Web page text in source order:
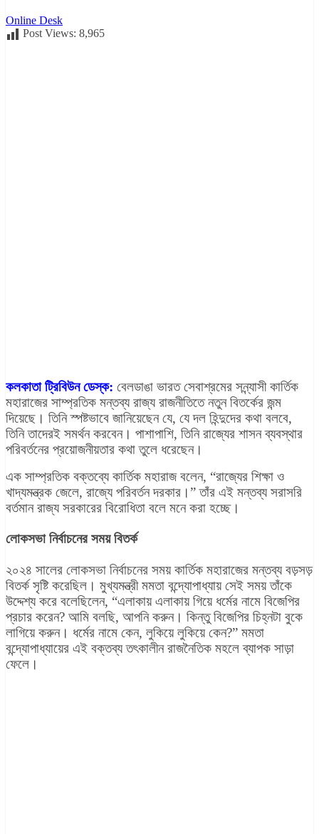
Online Desk
Post Views: 8,965
কলকাতা ট্রিবিউন ডেস্ক: বেলডাঙা ভারত সেবাশ্রমের সন্ন্যাসী কার্তিক
মহারাজের সাম্প্রতিক মন্তব্য রাজ্য রাজনীতিতে নতুন বিতর্কের জন্ম
দিয়েছে। তিনি স্পষ্টভাবে জানিয়েছেন যে, যে দল হিন্দুদের কথা বলবে,
তিনি তাদেরই সমর্থন করবেন। পাশাপাশি, তিনি রাজ্যের শাসন ব্যবস্থার
পরিবর্তনের প্রয়োজনীয়তার কথা তুলে ধরেছেন।
এক সাম্প্রতিক বক্তব্যে কার্তিক মহারাজ বলেন, “রাজ্যের শিক্ষা ও
খাদ্যমন্ত্রক জেলে, রাজ্যে পরিবর্তন দরকার।” তাঁর এই মন্তব্য সরাসরি
বর্তমান রাজ্য সরকারের বিরোধিতা বলে মনে করা হচ্ছে।
লোকসভা নির্বাচনের সময় বিতর্ক
২০২৪ সালের লোকসভা নির্বাচনের সময় কার্তিক মহারাজের মন্তব্য বড়সড়
বিতর্ক সৃষ্টি করেছিল। মুখ্যমন্ত্রী মমতা বন্দ্যোপাধ্যায় সেই সময় তাঁকে
উদ্দেশ্য করে বলেছিলেন, “এলাকায় এলাকায় গিয়ে ধর্মের নামে বিজেপির
প্রচার করেন? আমি বলছি, আপনি করুন। কিন্তু বিজেপির চিহ্নটা বুকে
লাগিয়ে করুন। ধর্মের নামে কেন, লুকিয়ে লুকিয়ে কেন?” মমতা
বন্দ্যোপাধ্যায়ের এই বক্তব্য তৎকালীন রাজনৈতিক মহলে ব্যাপক সাড়া
ফেলে।